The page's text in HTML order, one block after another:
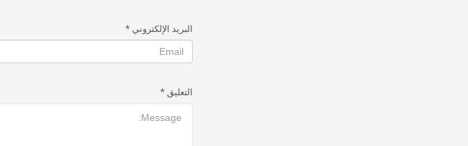
التعليق*
البريد الإلكتروني*